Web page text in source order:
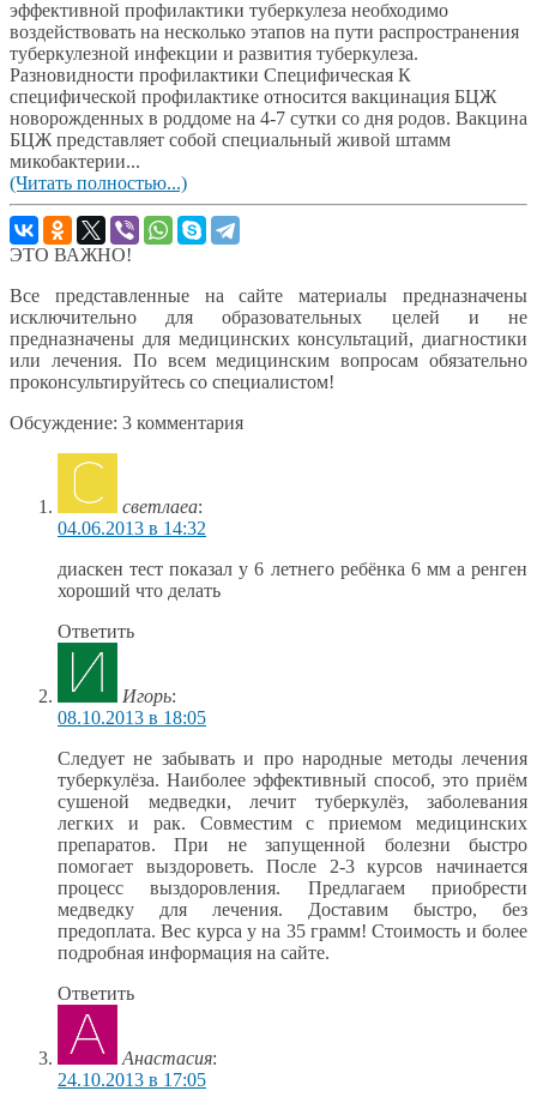
эффективной профилактики туберкулеза необходимо
воздействовать на несколько этапов на пути распространения
туберкулезной инфекции и развития туберкулеза.
Разновидности профилактики Специфическая К
специфической профилактике относится вакцинация БЦЖ
новорожденных в роддоме на 4-7 сутки со дня родов. Вакцина
БЦЖ представляет собой специальный живой штамм
микобактерии...
(Читать полностью...)
ЭТО ВАЖНО!
Все представленные на сайте материалы предназначены
исключительно для образовательных целей и не
предназначены для медицинских консультаций, диагностики
или лечения. По всем медицинским вопросам обязательно
проконсультируйтесь со специалистом!
Обсуждение: 3 комментария
светлаеа:
04.06.2013 в 14:32
диаскен тест показал у 6 летнего ребёнка 6 мм а ренген
хороший что делать
Ответить
Игорь:
08.10.2013 в 18:05
Следует не забывать и про народные методы лечения
туберкулёза. Наиболее эффективный способ, это приём
сушеной медведки, лечит туберкулёз, заболевания
легких и рак. Совместим с приемом медицинских
препаратов. При не запущенной болезни быстро
помогает выздороветь. После 2-3 курсов начинается
процесс выздоровления. Предлагаем приобрести
медведку для лечения. Доставим быстро, без
предоплата. Вес курса у на 35 грамм! Стоимость и более
подробная информация на сайте.
Ответить
Анастасия:
24.10.2013 в 17:05